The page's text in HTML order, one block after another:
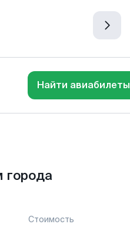
Найти авиабилеты
Стоимость